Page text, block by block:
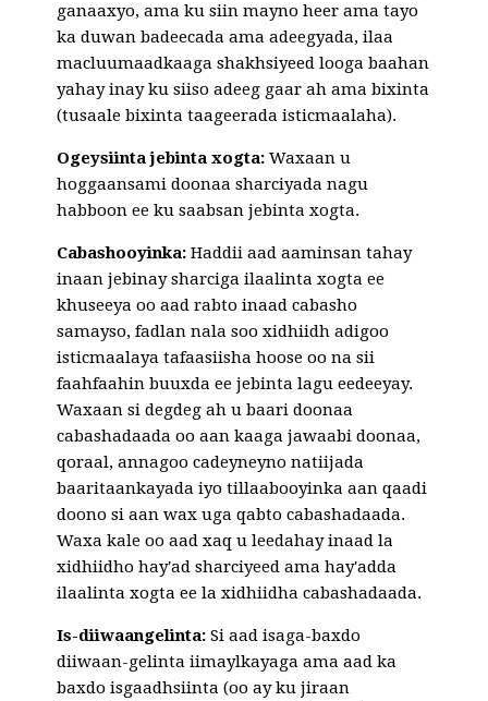
ganaaxyo, ama ku siin mayno heer ama tayo
ka duwan badeecada ama adeegyada, ilaa
macluumaadkaaga shakhsiyeed looga baahan
yahay inay ku siiso adeeg gaar ah ama bixinta
(tusaale bixinta taageerada isticmaalaha).
Ogeysiinta jebinta xogta: Waxaan u
hoggaansami doonaa sharciyada nagu
habboon ee ku saabsan jebinta xogta.
Cabashooyinka: Haddii aad aaminsan tahay
inaan jebinay sharciga ilaalinta xogta ee
khuseeya oo aad rabto inaad cabasho
samayso, fadlan nala soo xidhiidh adigoo
isticmaalaya tafaasiisha hoose oo na sii
faahfaahin buuxda ee jebinta lagu eedeeyay.
Waxaan si degdeg ah u baari doonaa
cabashadaada oo aan kaaga jawaabi doonaa,
qoraal, annagoo cadeyneyno natiijada
baaritaankayada iyo tillaabooyinka aan qaadi
doono si aan wax uga qabto cabashadaada.
Waxa kale oo aad xaq u leedahay inaad la
xidhiidho hay'ad sharciyeed ama hay'adda
ilaalinta xogta ee la xidhiidha cabashadaada.
Is-diiwaangelinta: Si aad isaga-baxdo
diiwaan-gelinta iimaylkayaga ama aad ka
baxdo isgaadhsiinta (oo ay ku jiraan